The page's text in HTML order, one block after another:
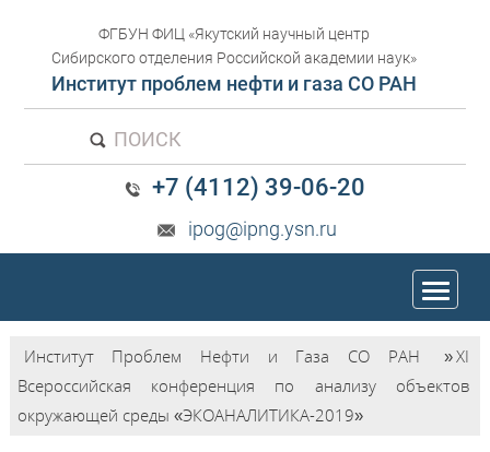
ФГБУН ФИЦ «Якутский научный центр
Сибирского отделения Российской академии наук»
Институт проблем нефти и газа СО РАН
ПОИСК
+7 (4112) 39-06-20
ipog@ipng.ysn.ru
trk
Институт Проблем Нефти и Газа СО РАН »XI
Всероссийская конференция по анализу объектов
окружающей среды «ЭКОАНАЛИТИКА-2019»